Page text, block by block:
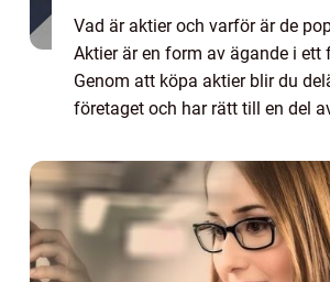
Vad är aktier och varför är de
Aktier är en form av ägande i ett
Genom att köpa aktier blir du
företaget och har rätt till en del
investera sina pengar då det ger